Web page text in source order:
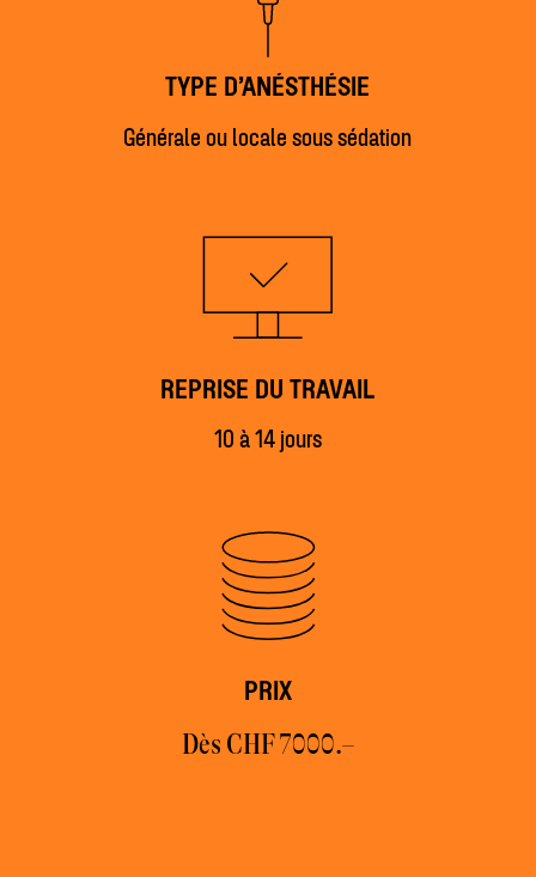
TYPE D’ANÉSTHÉSIE
Générale ou locale sous sédation
REPRISE DU TRAVAIL
10 à 14 jours
PRIX
Dès CHF 7000.–